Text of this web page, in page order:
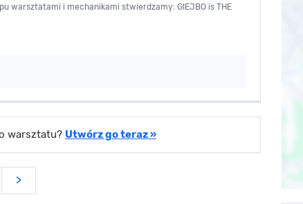
warsztatami i mechanikami stwierdzamy: GIEJBO is THE
warsztatu? Utwórz go teraz »
>